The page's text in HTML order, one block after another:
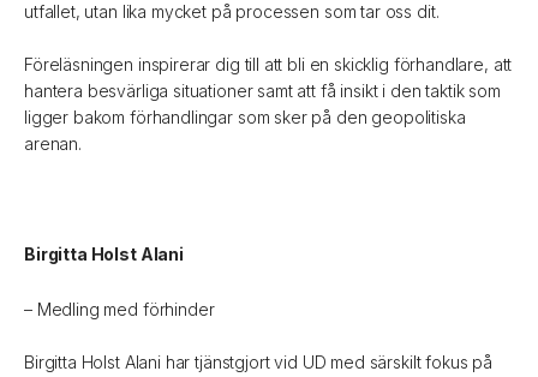
utfallet, utan lika mycket på processen som tar oss dit.
Föreläsningen inspirerar dig till att bli en skicklig förhandlare, att
hantera besvärliga situationer samt att få insikt i den taktik som
ligger bakom förhandlingar som sker på den geopolitiska
arenan.
Birgitta Holst Alani
– Medling med förhinder
Birgitta Holst Alani har tjänstgjort vid UD med särskilt fokus på